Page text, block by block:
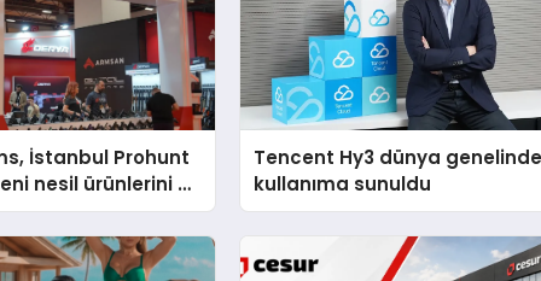
İstanbul Prohunt
nesil ürünlerini ve
vizyonunu
Tencent Hy3 dünya
kullanıma sunuldu